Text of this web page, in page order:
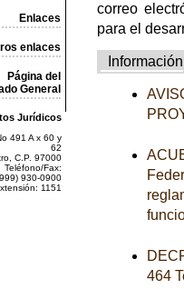
Enlaces
enlaces
Página del
General
Jurídicos
491 A x 60 y
62
C.P. 97000
Teléfono/Fax:
930-0900
1151
correo
para el
Información
464